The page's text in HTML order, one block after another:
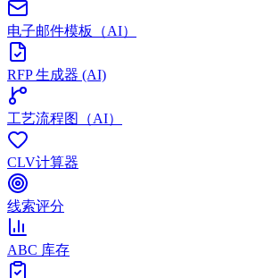
电子邮件模板（AI）
RFP 生成器 (AI)
工艺流程图（AI）
CLV计算器
线索评分
ABC 库存